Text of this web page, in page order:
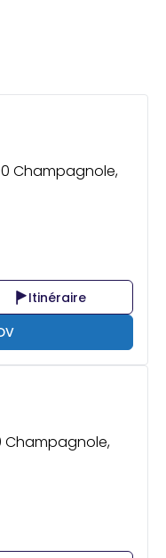
Champagnole,
Itinéraire
Champagnole,